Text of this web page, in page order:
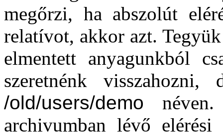
megőrzi, ha abszolút
relatívot, akkor azt.
elmentett anyagunkból
szeretnénk
/old/users/demo
archivumban lévő